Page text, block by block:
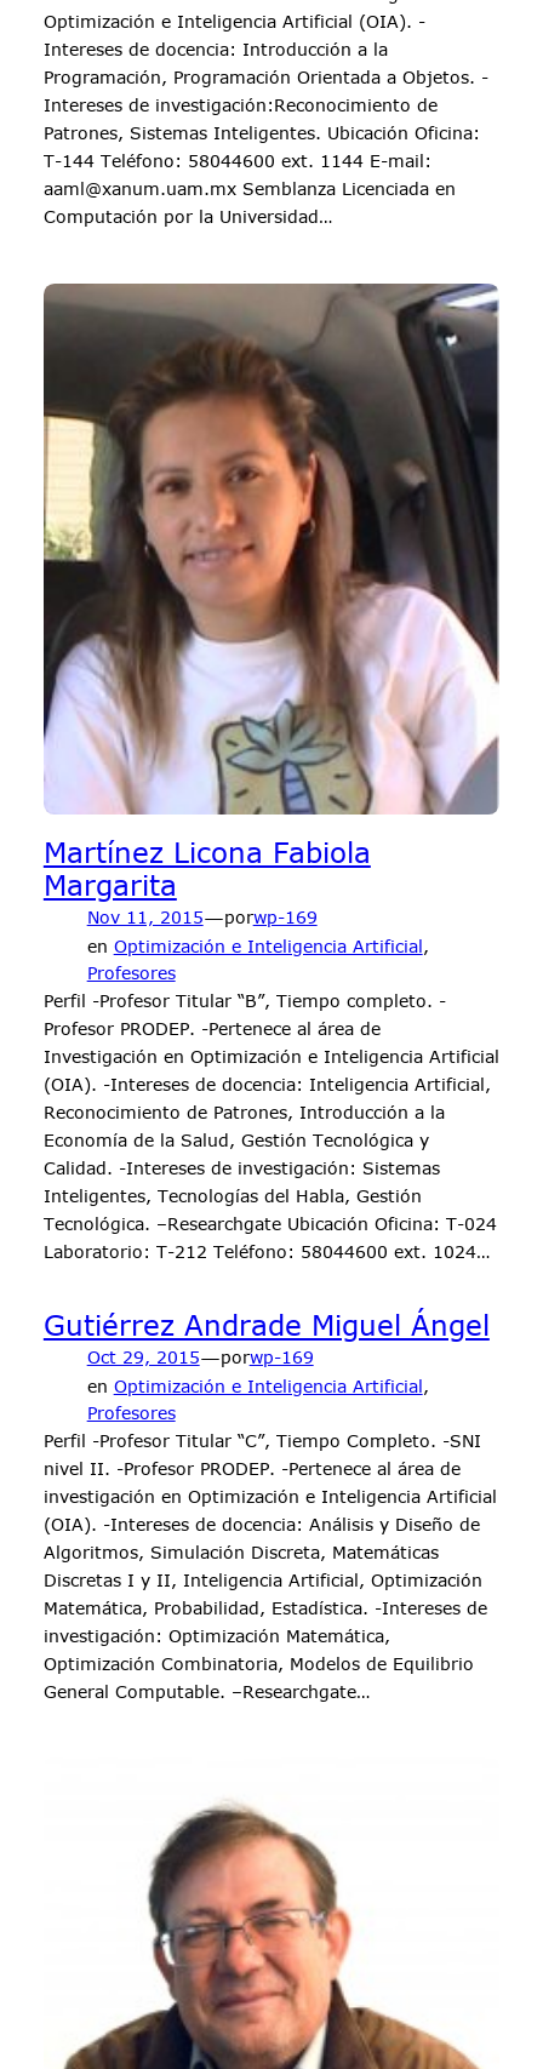
Optimización e Inteligencia Artificial (OIA). -
Intereses de docencia: Introducción a la
Programación, Programación Orientada a Objetos. -
Intereses de investigación:Reconocimiento de
Patrones, Sistemas Inteligentes. Ubicación Oficina:
T-144 Teléfono: 58044600 ext. 1144 E-mail:
aaml@xanum.uam.mx Semblanza Licenciada en
Computación por la Universidad…
Martínez Licona Fabiola
Margarita
Nov 11, 2015—porwp-169
en Optimización e Inteligencia Artificial
Profesores
Perfil -Profesor Titular “B”, Tiempo completo. -
Profesor PRODEP. -Pertenece al área de
Investigación en Optimización e Inteligencia Artificial
(OIA). -Intereses de docencia: Inteligencia Artificial,
Reconocimiento de Patrones, Introducción a la
Economía de la Salud, Gestión Tecnológica y
Calidad. -Intereses de investigación: Sistemas
Inteligentes, Tecnologías del Habla, Gestión
Tecnológica. –Researchgate Ubicación Oficina: T-024
Laboratorio: T-212 Teléfono: 58044600 ext. 1024…
Gutiérrez Andrade Miguel Ángel
Oct 29, 2015—porwp-169
en Optimización e Inteligencia Artificial
Profesores
Perfil -Profesor Titular “C”, Tiempo Completo. -SNI
nivel II. -Profesor PRODEP. -Pertenece al área de
investigación en Optimización e Inteligencia Artificial
(OIA). -Intereses de docencia: Análisis y Diseño de
Algoritmos, Simulación Discreta, Matemáticas
Discretas I y II, Inteligencia Artificial, Optimización
Matemática, Probabilidad, Estadística. -Intereses de
investigación: Optimización Matemática,
Optimización Combinatoria, Modelos de Equilibrio
General Computable. –Researchgate…